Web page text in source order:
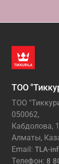
ТОО
ТОО
050062,
Кабдолова,
Алматы,
Email: TLA-
Телефон: 8